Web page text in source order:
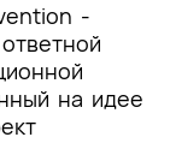
-
на идее